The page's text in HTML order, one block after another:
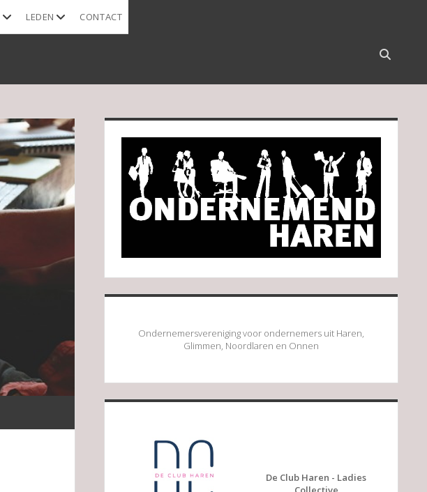
Open
bar
open
menu
LEDEN open
menu
CONTACT
Sidebar
Ondernemersvereniging voor ondernemers uit Haren,
Glimmen, Noordlaren en Onnen
De Club Haren - Ladies